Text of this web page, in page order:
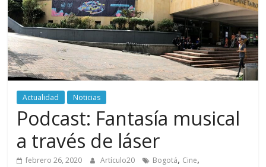
periodismo
digital
del
Politécnico
Grancolombiano
Actualidad Noticias
Podcast: Fantasía musical
a través de láser
febrero 26, 2020 Artículo20 Bogotá, Cine,